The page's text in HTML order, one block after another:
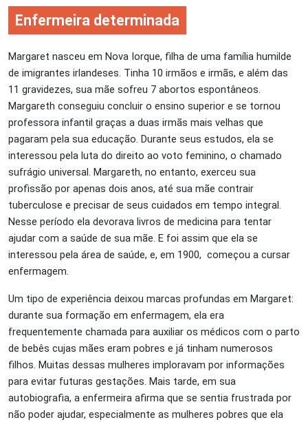
Enfermeira determinada
Margaret nasceu em Nova Iorque, filha de uma família humilde
de imigrantes irlandeses. Tinha 10 irmãos e irmãs, e além das
11 gravidezes, sua mãe sofreu 7 abortos espontâneos.
Margareth conseguiu concluir o ensino superior e se tornou
professora infantil graças a duas irmãs mais velhas que
pagaram pela sua educação. Durante seus estudos, ela se
interessou pela luta do direito ao voto feminino, o chamado
sufrágio universal. Margareth, no entanto, exerceu sua
profissão por apenas dois anos, até sua mãe contrair
tuberculose e precisar de seus cuidados em tempo integral.
Nesse período ela devorava livros de medicina para tentar
ajudar com a saúde de sua mãe. E foi assim que ela se
interessou pela área de saúde, e, em 1900, começou a cursar
enfermagem.
Um tipo de experiência deixou marcas profundas em Margaret:
durante sua formação em enfermagem, ela era
frequentemente chamada para auxiliar os médicos com o parto
de bebês cujas mães eram pobres e já tinham numerosos
filhos. Muitas dessas mulheres imploravam por informações
para evitar futuras gestações. Mais tarde, em sua
autobiografia, a enfermeira afirma que se sentia frustrada por
não poder ajudar, especialmente as mulheres pobres que ela